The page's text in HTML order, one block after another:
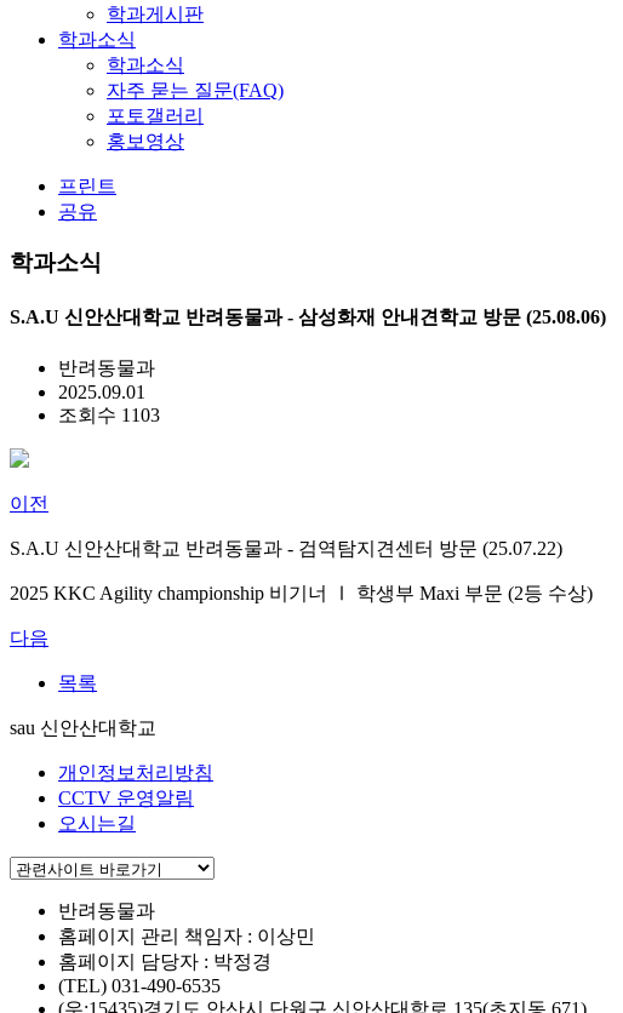
학과게시판
학과소식
학과소식
자주 묻는 질문(FAQ)
포토갤러리
홍보영상
프린트
공유
학과소식
S.A.U 신안산대학교 반려동물과 - 삼성화재 안내견학교 방문 (25.08.06)
반려동물과
2025.09.01
조회수 1103
이전
S.A.U 신안산대학교 반려동물과 - 검역탐지견센터 방문 (25.07.22)
2025 KKC Agility championship 비기너 Ⅰ 학생부 Maxi 부문 (2등 수상)
다음
목록
sau 신안산대학교
개인정보처리방침
CCTV 운영알림
오시는길
반려동물과
홈페이지 관리 책임자 : 이상민
홈페이지 담당자 : 박정경
(TEL) 031-490-6535
(우:15435)경기도 안산시 단원구 신안산대학로 135(초지동 671)